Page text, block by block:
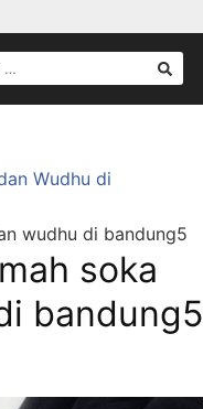
UNTUK:
Wudhu di
wudhu di bandung5
soka
bandung5